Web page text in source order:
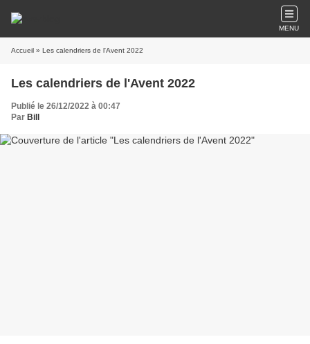
MENU
Accueil » Les calendriers de l'Avent 2022
Les calendriers de l'Avent 2022
Publié le 26/12/2022 à 00:47
Par Bill